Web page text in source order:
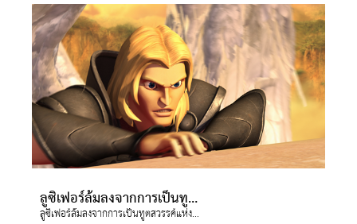
ลูซิเฟอร์ล้มลงจากการเป็นทูตสวรรค์แห่งแสงสว่าง และตกจากสวรรค์กลายเป็นซาตาน
ลูซิเฟอร์ล้มลงจากการเป็นทูตสวรรค์แห่งแสงสว่าง และตกจากสวรรค์กลายเป็นซาตาน